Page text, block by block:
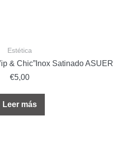
Estética
& Chic”Inox Satinado ASUER
€5,00
Leer más